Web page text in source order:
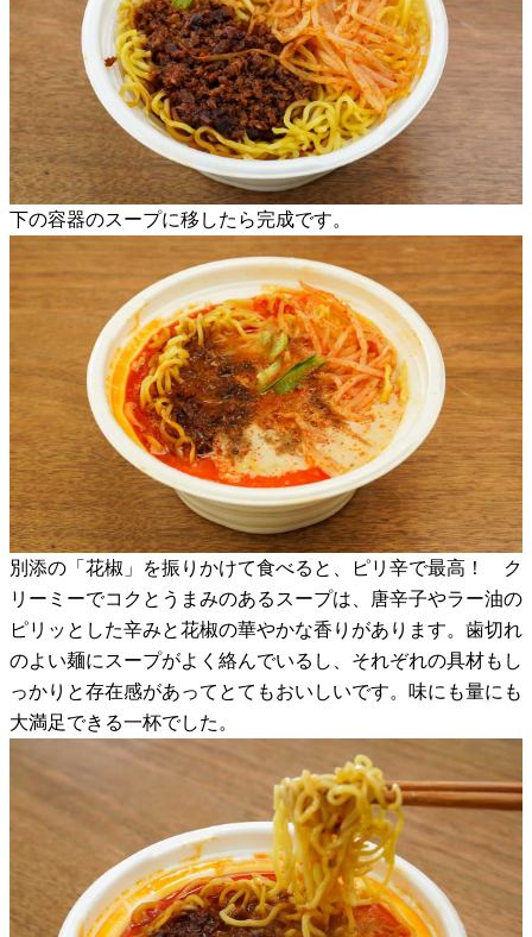
下の容器のスープに移したら完成です。
別添の「花椒」を振りかけて食べると、ピリ辛で最高！ ク
リーミーでコクとうまみのあるスープは、唐辛子やラー油の
ピリッとした辛みと花椒の華やかな香りがあります。歯切れ
のよい麺にスープがよく絡んでいるし、それぞれの具材もし
っかりと存在感があってとてもおいしいです。味にも量にも
大満足できる一杯でした。